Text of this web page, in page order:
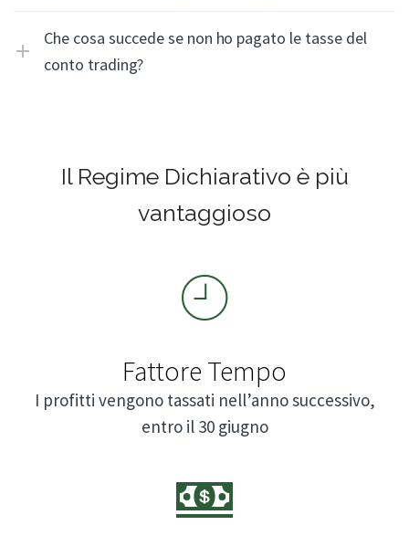
Che cosa succede se non ho pagato le tasse del
conto trading?
Il Regime Dichiarativo è più
vantaggioso
Fattore Tempo
I profitti vengono tassati nell’anno successivo,
entro il 30 giugno